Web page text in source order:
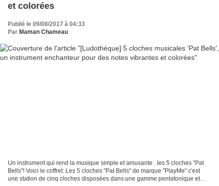
et colorées
Publié le 09/08/2017 à 04:33
Par Maman Chameau
Un instrument qui rend la musique simple et amusante . les 5 cloches "Pat
Bells"! Voici le coffret: Les 5 cloches "Pat Bells" de marque "PlayMe" c'est
une station de cinq cloches disposées dans une gamme pentatonique et